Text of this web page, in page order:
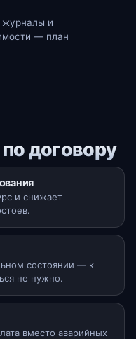
журналы и
— план
договору
и снижает
состоянии — к
не нужно.
вместо аварийных